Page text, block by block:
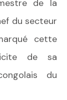
de la
du secteur
cette
de sa
du